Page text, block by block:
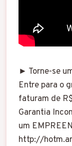
► Torne-se
Entre para o
faturam de
Garantia
um
http://